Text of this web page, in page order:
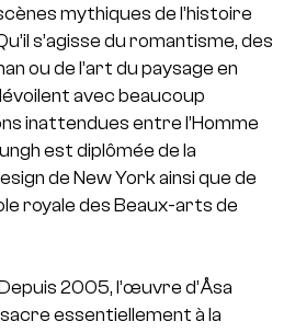
mythiques de l’histoire
s’agisse du romantisme, des
ou de l’art du paysage en
avec beaucoup
inattendues entre l’Homme
est diplômée de la
de New York ainsi que de
royale des Beaux-arts de
2005, l’œuvre d’Åsa
essentiellement à la